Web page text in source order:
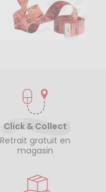
Click & Collect
Retrait gratuit en
magasin